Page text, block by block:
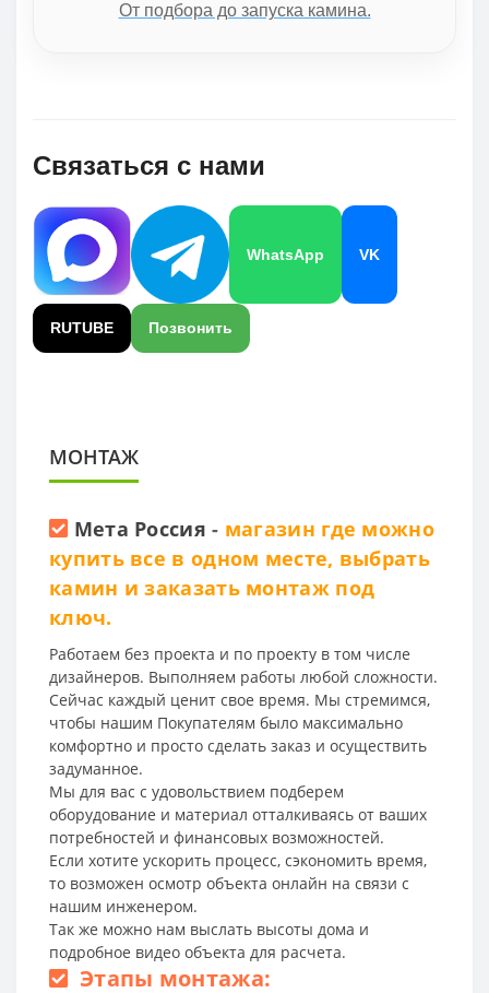
От подбора до запуска камина.
Связаться с нами
WhatsApp VK
RUTUBE Позвонить
МОНТАЖ
Мета Россия - магазин где можно
купить все в одном месте, выбрать
камин и заказать монтаж под
ключ.
Работаем без проекта и по проекту в том числе
дизайнеров. Выполняем работы любой сложности.
Сейчас каждый ценит свое время. Мы стремимся,
чтобы нашим Покупателям было максимально
комфортно и просто сделать заказ и осуществить
задуманное.
Мы для вас с удовольствием подберем
оборудование и материал отталкиваясь от ваших
потребностей и финансовых возможностей.
Если хотите ускорить процесс, сэкономить время,
то возможен осмотр объекта онлайн на связи с
нашим инженером.
Так же можно нам выслать высоты дома и
подробное видео объекта для расчета.
Этапы монтажа: